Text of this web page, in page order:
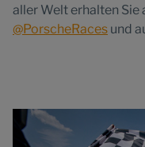
aller Welt erhalten Sie
@PorscheRaces und